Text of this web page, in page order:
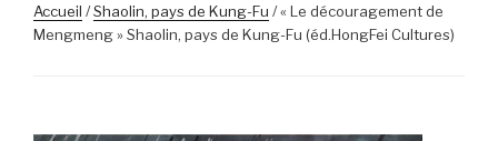
Accueil /Shaolin, pays de Kung-Fu / « Le découragement de
Mengmeng » Shaolin, pays de Kung-Fu (éd.HongFei Cultures)